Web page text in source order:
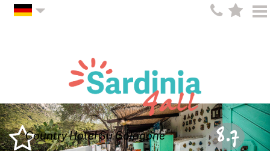
Country Hotel Su Gologone 8.7